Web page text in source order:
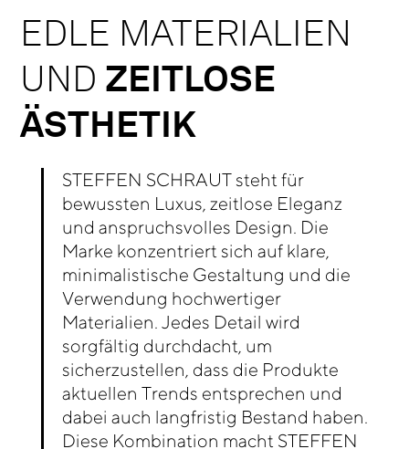
EDLE MATERIALIEN
UND ZEITLOSE
ÄSTHETIK
STEFFEN SCHRAUT steht für
bewussten Luxus, zeitlose Eleganz
und anspruchsvolles Design. Die
Marke konzentriert sich auf klare,
minimalistische Gestaltung und die
Verwendung hochwertiger
Materialien. Jedes Detail wird
sorgfältig durchdacht, um
sicherzustellen, dass die Produkte
aktuellen Trends entsprechen und
dabei auch langfristig Bestand haben.
Diese Kombination macht STEFFEN